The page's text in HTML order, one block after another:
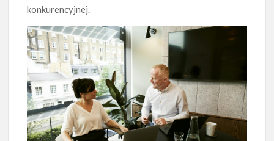
konkurencyjnej.